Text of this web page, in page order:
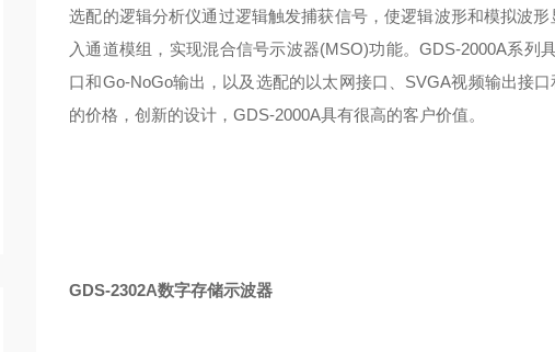
选配的逻辑分析仪通过逻辑触发捕获信号，使逻辑波形和模拟波
入通道模组，实现混合信号示波器(MSO)功能。GDS-2000A系
口和Go-NoGo输出，以及选配的以太网接口、SVGA视频输出接
的价格，创新的设计，GDS-2000A具有很高的客户价值。
GDS-2302A数字存储示波器